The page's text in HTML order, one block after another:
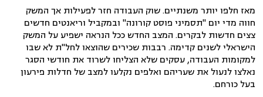
מאז חלפו יותר משנתיים. שוק העבודה חזר לפעילות אך המשק
חווה מדי יום "תסמיני פוסט קורונה" ובמקביל וריאנטים חדשים
צצים חדשות לבקרים. המצב החדש ככל הנראה ישפיע על המשק
הישראלי לשנים קדימה. רבבות שכירים שהוצאו לחל"ת לא שבו
למקומות העבודה, עסקים שלא הצליחו לשרוד את חודשי הסגר
נאלצו לנעול את שעריהם ואלפים נקלעו למצב של חדלות פירעון
בעל כורחם.